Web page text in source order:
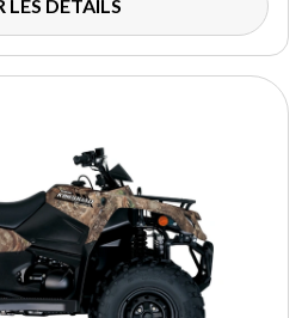
LES DÉTAILS